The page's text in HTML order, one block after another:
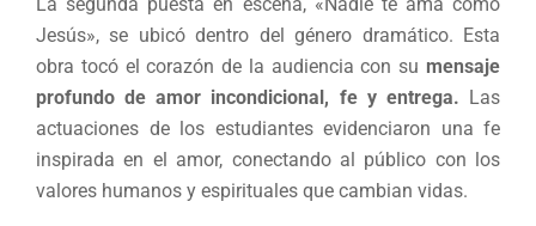
Jesús», se ubicó dentro del género dramático. Esta
obra tocó el corazón de la audiencia con su mensaje
profundo de amor incondicional, fe y entrega. Las
actuaciones de los estudiantes evidenciaron una fe
inspirada en el amor, conectando al público con los
valores humanos y espirituales que cambian vidas.